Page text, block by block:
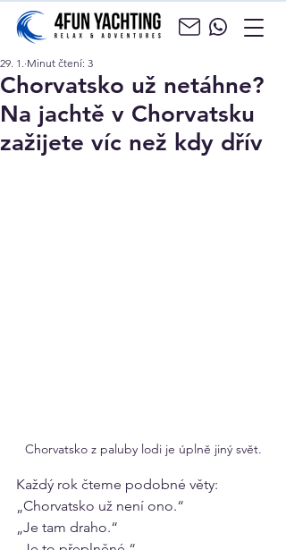
Chorvatsko už netáhne?
Na jachtě v Chorvatsku
zažijete víc než kdy dřív
29. 1. Minut čtení: 3
Chorvatsko z paluby lodi je úplně jiný svět.
Každý rok čteme podobné věty:
„Chorvatsko už není ono.“
„Je tam draho.“